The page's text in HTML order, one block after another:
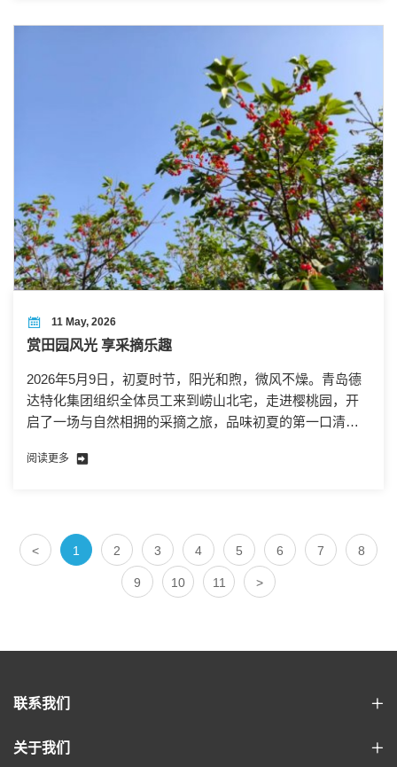
11 May, 2026
赏田园风光 享采摘乐趣
2026年5月9日，初夏时节，阳光和煦，微风不燥。青岛德
达特化集团组织全体员工来到崂山北宅，走进樱桃园，开
启了一场与自然相拥的采摘之旅，品味初夏的第一口清
阅读更多
< 1 2 3 4 5 6 7 8
9 10 11 >
联系我们
关于我们